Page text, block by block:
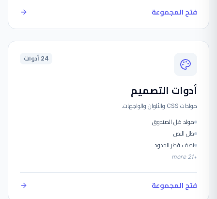
فتح المجموعة
24 أدوات
أدوات التصميم
مولدات CSS والألوان والواجهات.
مولد ظل الصندوق
ظل النص
نصف قطر الحدود
+
21
more
فتح المجموعة